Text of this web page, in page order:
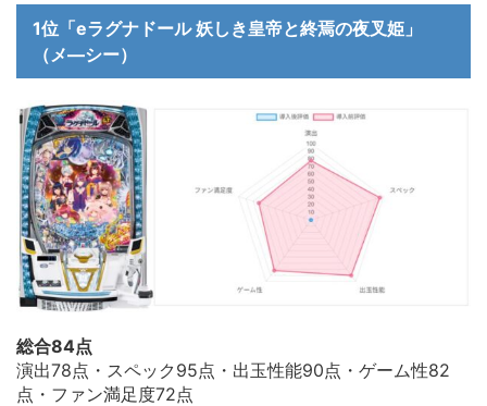
1位「eラグナドール 妖しき皇帝と終焉の夜叉姫」
（メ―シー）
総合84点
演出78点・スペック95点・出玉性能90点・ゲーム性82
点・ファン満足度72点